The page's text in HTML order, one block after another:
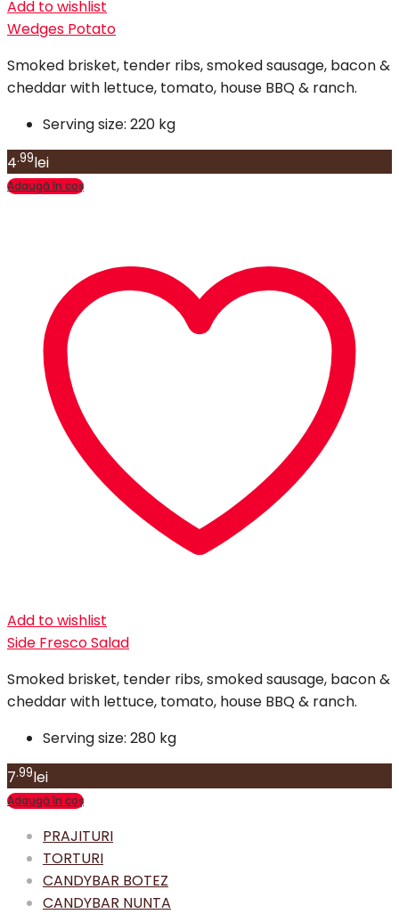
Add to wishlist
Wedges Potato
Smoked brisket, tender ribs, smoked sausage, bacon &
cheddar with lettuce, tomato, house BBQ & ranch.
Serving size: 220 kg
4.99lei
Adaugă în coș
Add to wishlist
Side Fresco Salad
Smoked brisket, tender ribs, smoked sausage, bacon &
cheddar with lettuce, tomato, house BBQ & ranch.
Serving size: 280 kg
7.99lei
Adaugă în coș
PRAJITURI
TORTURI
CANDYBAR BOTEZ
CANDYBAR NUNTA